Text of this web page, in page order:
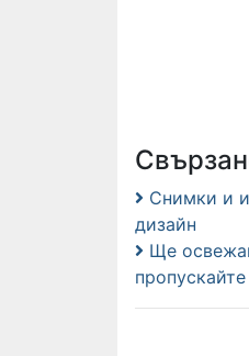
Снимки и
дизайн
Ще